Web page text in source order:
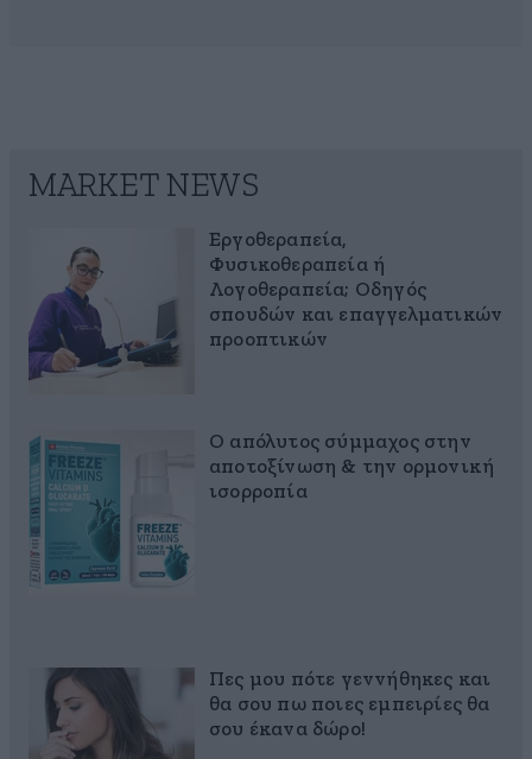
MARKET NEWS
Εργοθεραπεία,
Φυσικοθεραπεία ή
Λογοθεραπεία; Οδηγός
σπουδών και επαγγελματικών
προοπτικών
Ο απόλυτος σύμμαχος στην
αποτοξίνωση & την ορμονική
ισορροπία
Πες μου πότε γεννήθηκες και
θα σου πω ποιες εμπειρίες θα
σου έκανα δώρο!